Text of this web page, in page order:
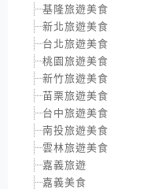
基隆旅遊美食
新北旅遊美食
台北旅遊美食
桃園旅遊美食
新竹旅遊美食
苗栗旅遊美食
台中旅遊美食
南投旅遊美食
雲林旅遊美食
嘉義旅遊
嘉義美食